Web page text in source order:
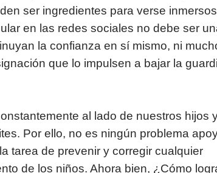
ser ingredientes para verse
en las redes sociales no debe ser
la confianza en sí mismo, ni
que lo impulsen a bajar la
al lado de nuestros hijos
Por ello, no es ningún problema
tarea de prevenir y corregir cualquier
de los niños. Ahora bien, ¿Cómo